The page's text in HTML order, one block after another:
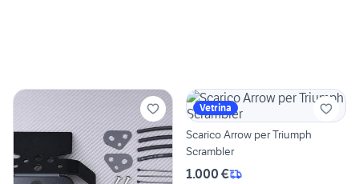
Vetrina
Scarico Arrow per Triumph
Scrambler
1.000 €